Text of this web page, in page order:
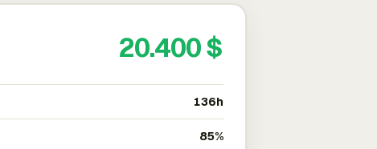
20.400 $
136h
85%